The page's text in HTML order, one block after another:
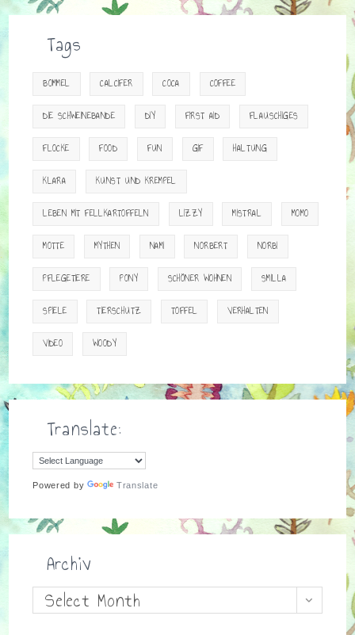
Tags
BOMMEL CALCIFER COCA COFFEE
DIE SCHWEINEBANDE DIY FIRST AID FLAUSCHIGES
FLOCKE FOOD FUN GIF HALTUNG
KLARA KUNST UND KREMPEL
LEBEN MIT FELLKARTOFFELN LIZZY MISTRAL MOMO
MOTTE MYTHEN NAMI NORBERT NORBI
PFLEGETIERE PONY SCHÖNER WOHNEN SMILLA
SPIELE TIERSCHUTZ TOFFEL VERHALTEN
VIDEO WOODY
Translate:
Powered by Translate
Archiv
ArchivSelect Month